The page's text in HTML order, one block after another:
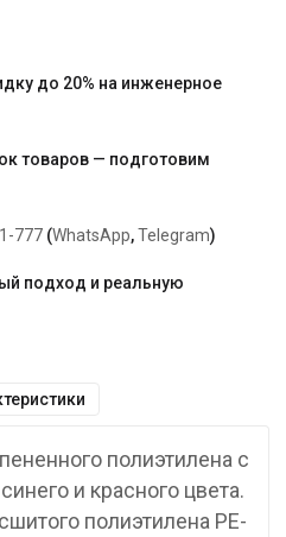
до 20% на инженерное
товаров — подготовим
777 (WhatsApp,Telegram)
подход и реальную
полиэтилена с
и красного цвета.
полиэтилена PE-